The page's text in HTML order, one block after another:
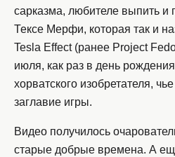
сарказма, любителе выпить
Тексе Мерфи, которая так и
Tesla Effect (ранее Project
июля, как раз в день
хорватского изобретателя,
заглавие игры.
Видео получилось
старые добрые времена. А